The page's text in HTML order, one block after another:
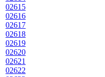
02615
02616
02617
02618
02619
02620
02621
02622